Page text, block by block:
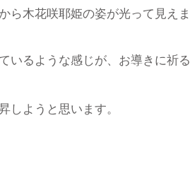
ら木花咲耶姫の姿が光って見えま
いるような感じが、お導きに祈る
しようと思います。